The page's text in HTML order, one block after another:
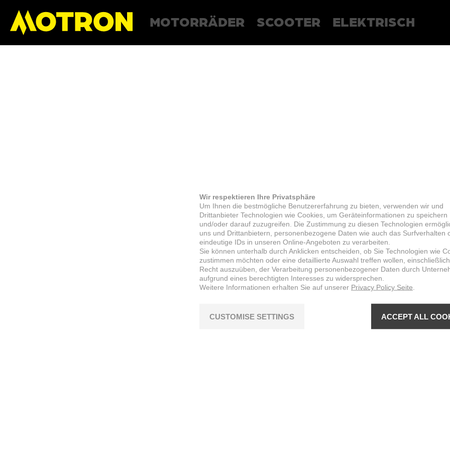
MOTORRÄDER SCOOTER ELEKTRISCH
Wir respektieren Ihre Privatsphäre
Um Ihnen die bestmögliche Benutzererfahrung zu bieten, verwenden wir und
Drittanbieter Technologien wie Cookies, um Geräteinformationen zu speichern
und/oder darauf zuzugreifen. Die Zustimmung zu diesen Technologien
uns und Drittanbietern, personenbezogene Daten wie auch das Surfverhalten
eindeutige IDs in unseren Online-Angeboten zu verarbeiten.
Sie können unterhalb durch Anklicken entscheiden, ob Sie Technologien wie
zustimmen möchten oder eine detaillierte Auswahl treffen wollen,
Recht auszuüben, der Verarbeitung personenbezogener Daten durch
aufgrund eines berechtigten Interesses zu widersprechen.
Weitere Informationen erhalten Sie auf unserer Privacy Policy Seite
CUSTOMISE SETTINGS ACCEPT ALL